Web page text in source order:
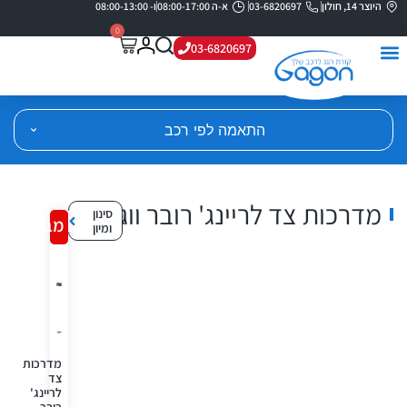
היוצר 14, חולון 03-6820697 א-ה 08:00-17:00 ו- 08:00-13:00
03-6820697
0
התאמה לפי רכב
מדרכות צד לריינג' רובר ווג סינון
ומיון
מדרכות
צד
לריינג'
מבצע!